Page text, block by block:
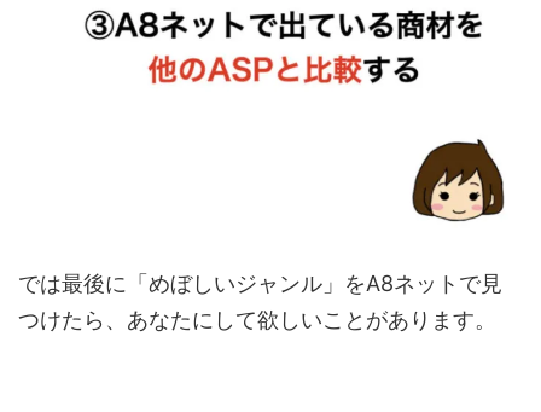
では最後に「めぼしいジャンル」をA8ネットで見
つけたら、あなたにして欲しいことがあります。